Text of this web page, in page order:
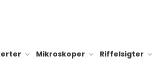
Mikroskoper Riffelsigter